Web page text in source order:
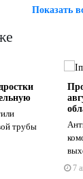
Показать
трубы
7